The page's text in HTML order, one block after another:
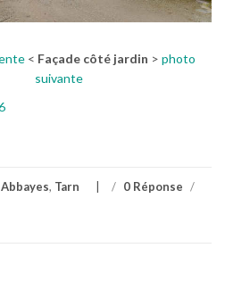
< Façade côté jardin > photo
suivante
Abbayes, Tarn / 0 Réponse /